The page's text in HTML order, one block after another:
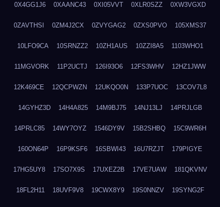
0X4GG1J6 0XAANC43 0XI05VVT 0XLR0SZZ 0XW3VGXD
0ZAVTHSI 0ZM4J2CX 0ZVYGAG2 0ZXS0PVO 105XMS37
10LFO9CA 10SRNZZ2 10ZH1AUS 10ZZI8A5 1103WHO1
11MGVORK 11P2UCTJ 126I93O6 12FS3WHV 12HZ1JWW
12K469CE 12QCPWZN 12UKQO0N 133P7UOC 13COV7L8
14GYHZ3D 14H4A825 14M9BJ75 14NJ13LJ 14PRJLGB
14PRLC85 14WY7OYZ 1546DY9V 15B2SHBQ 15C9WR6H
160ON64P 16P9KSF6 16SBWI43 16U7RZJT 179PIGYE
17HG5UY8 17SO7X9S 17UXEZ2B 17VE7UAW 181QKVNV
18FL2H11 18UVF9V8 19CWX8Y9 19S0NNZV 19SYNG2F